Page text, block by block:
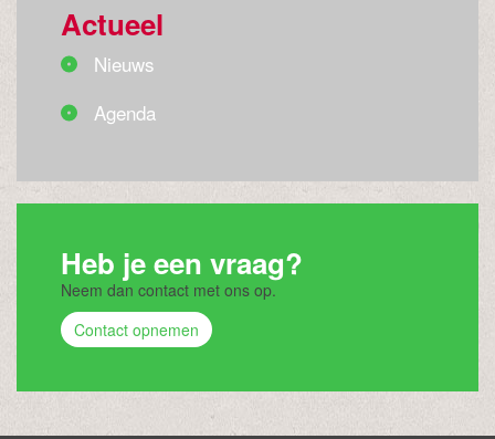
Actueel
Nieuws
Agenda
Heb je een vraag?
Neem dan contact met ons op.
Contact opnemen